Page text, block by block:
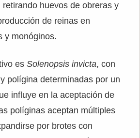
retirando huevos de obreras y
de reinas en
y monóginos.
es Solenopsis invicta, con
polígina determinadas por un
influye en la aceptación de
políginas aceptan múltiples
por brotes con